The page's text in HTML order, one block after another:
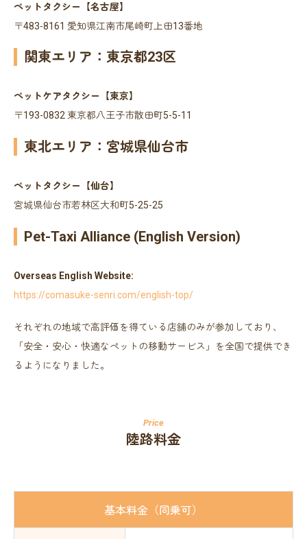
ペットタクシー【名古屋】
〒483-8161 愛知県江南市尾崎町上田13番地
関東エリア：東京都23区
ペットケアタクシー【東京】
〒193-0832 東京都八王子市散田町5-5-11
東北エリア：宮城県仙台市
ペットタクシー【仙台】
宮城県仙台市若林区大和町5-25-25
Pet-Taxi Alliance (English Version)
Overseas English Website:
https://comasuke-senri.com/english-top/
それぞれの地域で高評価を得ている店舗のみが参加しており、
「安全・安心・快適なペットの移動サービス」を全国で提供でき
るようになりました。
陸路料金
基本料金（同乗可）